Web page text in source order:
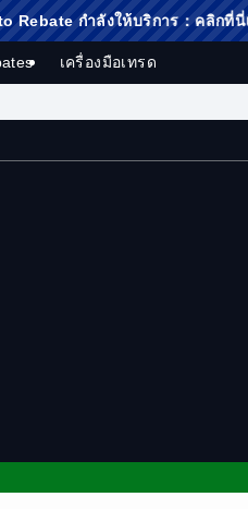
การ：คลิกที่นี่เพื่อดูรายละเอียด
เครื่องมือเทรด